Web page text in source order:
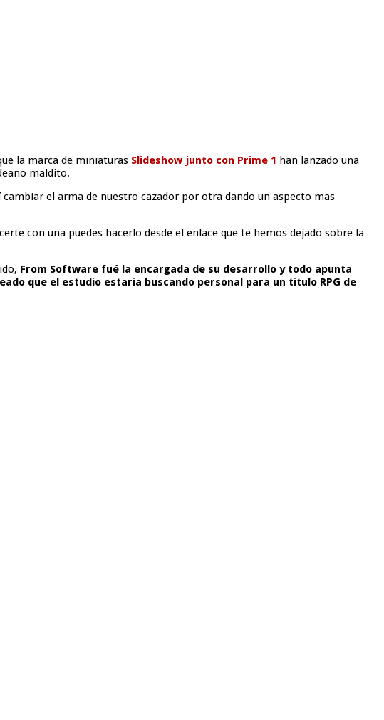
la marca de miniaturas Slideshow junto con Prime 1 han lanzado una
maldito.
el arma de nuestro cazador por otra dando un aspecto mas
con una puedes hacerlo desde el enlace que te hemos dejado sobre la
From Software fué la encargada de su desarrollo y todo apunta
que el estudio estaría buscando personal para un título RPG de